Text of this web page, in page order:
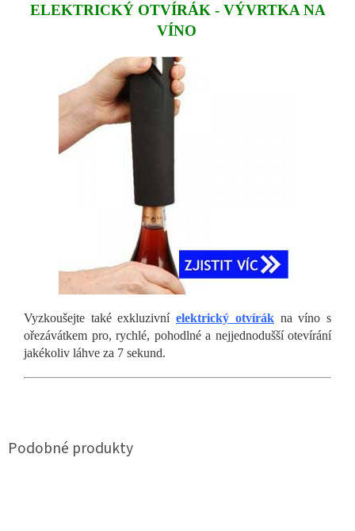
ELEKTRICKÝ OTVÍRÁK - VÝVRTKA NA
VÍNO
Vyzkoušejte také exkluzivníelektrický otvírákna víno s
ořezávátkem pro, rychlé, pohodlné a nejjednodušší otevírání
jakékoliv láhve za 7 sekund.